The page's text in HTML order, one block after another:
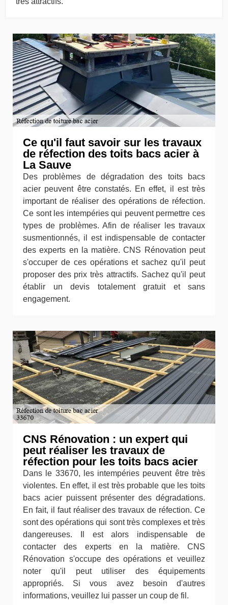
Ce qu'il faut savoir sur les travaux
de réfection des toits bacs acier à
La Sauve
Des problèmes de dégradation des toits bacs
acier peuvent être constatés. En effet, il est très
important de réaliser des opérations de réfection.
Ce sont les intempéries qui peuvent permettre ces
types de problèmes. Afin de réaliser les travaux
susmentionnés, il est indispensable de contacter
des experts en la matière. CNS Rénovation peut
s'occuper de ces opérations et sachez qu'il peut
proposer des prix très attractifs. Sachez qu'il peut
établir un devis totalement gratuit et sans
engagement.
CNS Rénovation : un expert qui
peut réaliser les travaux de
réfection pour les toits bacs acier
Dans le 33670, les intempéries peuvent être très
violentes. En effet, il est très probable que les toits
bacs acier puissent présenter des dégradations.
En fait, il faut réaliser des travaux de réfection. Ce
sont des opérations qui sont très complexes et très
dangereuses. Il est alors indispensable de
contacter des experts en la matière. CNS
Rénovation s'occupe des opérations et veuillez
noter qu'il peut utiliser des équipements
appropriés. Si vous avez besoin d'autres
informations, veuillez lui passer un coup de fil.